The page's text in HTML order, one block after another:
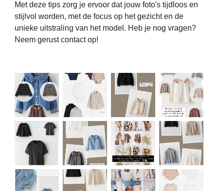
Met deze tips zorg je ervoor dat jouw foto's tijdloos en
stijlvol worden, met de focus op het gezicht en de
unieke uitstraling van het model. Heb je nog vragen?
Neem gerust contact op!